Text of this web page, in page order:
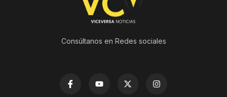
Consúltanos en Redes sociales